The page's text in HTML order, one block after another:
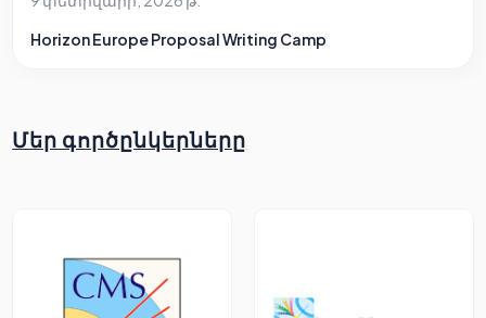
Horizon Europe Proposal Writing Camp
Մեր գործընկերները